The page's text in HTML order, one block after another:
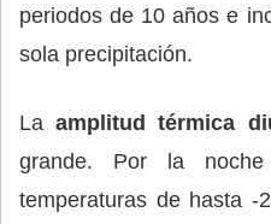
periodos de 10 años e
sola precipitación.
Laamplitud térmica
grande. Por la
temperaturas de hasta -